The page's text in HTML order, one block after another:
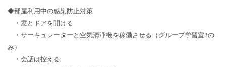
◆部屋利用中の感染防止対策
・窓とドアを開ける
・サーキュレーターと空気清浄機を稼働させる（グループ学習室2の
み）
・会話は控える